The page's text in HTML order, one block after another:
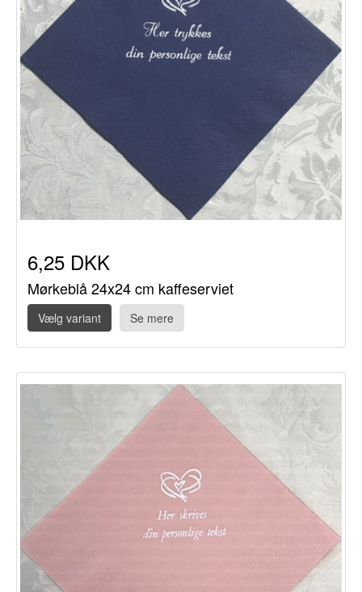
6,25 DKK
Mørkeblå 24x24 cm kaffeserviet
Vælg variant Se mere